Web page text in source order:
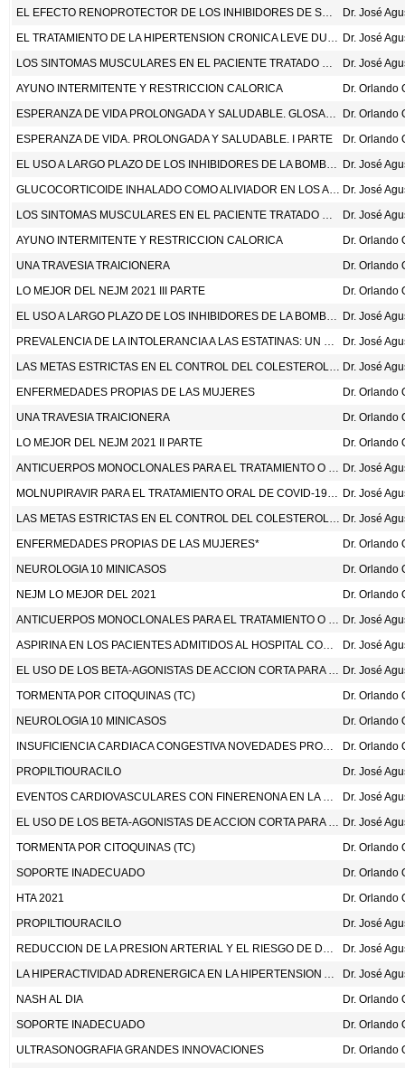
EL EFECTO RENOPROTECTOR DE LOS INHIBIDORES DE SGLT2
Dr. José
EL TRATAMIENTO DE LA HIPERTENSION CRONICA LEVE DURANTE EL EMBARAZO. N ENG J MED 2022;386:1781-92. Dr. José
LOS SINTOMAS MUSCULARES EN EL PACIENTE TRATADO CON ESTATINAS
Dr. José
AYUNO INTERMITENTE Y RESTRICCION CALORICA
ESPERANZA DE VIDA PROLONGADA Y SALUDABLE. GLOSARIO BASICO
ESPERANZA DE VIDA. PROLONGADA Y SALUDABLE. I PARTE
EL USO A LARGO PLAZO DE LOS INHIBIDORES DE LA BOMBA DE PROTONES
Dr. José
GLUCOCORTICOIDE INHALADO COMO ALIVIADOR EN LOS ADULTOS NEGROS Y LATINOS CON ASMA. NEW ENG J MED 2022;386:1505-18. Dr. José
LOS SINTOMAS MUSCULARES EN EL PACIENTE TRATADO CON ESTATINAS
Dr. José
AYUNO INTERMITENTE Y RESTRICCION CALORICA
UNA TRAVESIA TRAICIONERA
LO MEJOR DEL NEJM 2021 III PARTE
EL USO A LARGO PLAZO DE LOS INHIBIDORES DE LA BOMBA DE PROTONES
Dr. José
PREVALENCIA DE LA INTOLERANCIA A LAS ESTATINAS: UN META-ANALISIS
Dr. José
LAS METAS ESTRICTAS EN EL CONTROL DEL COLESTEROL LDL Dr. José
ENFERMEDADES PROPIAS DE LAS MUJERES
UNA TRAVESIA TRAICIONERA
LO MEJOR DEL NEJM 2021 II PARTE
ANTICUERPOS MONOCLONALES PARA EL TRATAMIENTO O LA PREVENCION DE COVID-19 DESCRIPCION GENERAL Dr. José
MOLNUPIRAVIR PARA EL TRATAMIENTO ORAL DE COVID-19 EN LOS PACIENTES NO HOSPITALIZADOS. N ENG J MED 2022;386:509-20. Dr. José
LAS METAS ESTRICTAS EN EL CONTROL DEL COLESTEROL LDL Dr. José
ENFERMEDADES PROPIAS DE LAS MUJERES*
NEUROLOGIA 10 MINICASOS
NEJM LO MEJOR DEL 2021
ANTICUERPOS MONOCLONALES PARA EL TRATAMIENTO O LA PREVENCION DE COVID-19 DESCRIPCION GENERAL Dr. José
ASPIRINA EN LOS PACIENTES ADMITIDOS AL HOSPITAL CON COVID-19 (RECOVERY): UN ESTUDIO ALEATORIZADO, CONTROLADO CON PLACEBO, ABIERTO, EN PLATAFORMA. LANCET 2022;399:143-51.
Dr. José
EL USO DE LOS BETA-AGONISTAS DE ACCION CORTA PARA EL TRATAMIENTO DEL ASMA Dr. José
TORMENTA POR CITOQUINAS (TC)
NEUROLOGIA 10 MINICASOS
INSUFICIENCIA CARDIACA CONGESTIVA NOVEDADES PROMISORIAS
PROPILTIOURACILO
Dr. José
EVENTOS CARDIOVASCULARES CON FINERENONA EN LA ENFERMEDAD RENAL Y DIABETES TIPO 2. N ENG J MED 2021;385:2252-63.
Dr. José
EL USO DE LOS BETA-AGONISTAS DE ACCION CORTA PARA EL TRATAMIENTO DEL ASMA Dr. José
TORMENTA POR CITOQUINAS (TC)
SOPORTE INADECUADO
HTA 2021
PROPILTIOURACILO
Dr. José
REDUCCION DE LA PRESION ARTERIAL Y EL RIESGO DE DESARROLLAR DIABETES TIPO 2: UN META-ANALISIS CON DATOS INDIVIDUALES DE LOS PARTICIPANTES. LANCET 2021;398:1803-10.
Dr. José
LA HIPERACTIVIDAD ADRENERGICA EN LA HIPERTENSION ARTERIAL PRIMARIA.
Dr. José
NASH AL DIA
SOPORTE INADECUADO
ULTRASONOGRAFIA GRANDES INNOVACIONES